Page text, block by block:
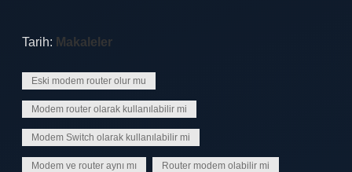
Tarih: Makaleler
Eski modem router olur mu
Modem router olarak kullanılabilir mi
Modem Switch olarak kullanılabilir mi
Modem ve router aynı mı Router modem olabilir mi